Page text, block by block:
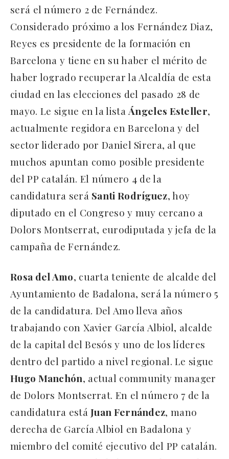
será el número 2 de Fernández.
Considerado próximo a los Fernández Diaz,
Reyes es presidente de la formación en
Barcelona y tiene en su haber el mérito de
haber logrado recuperar la Alcaldía de esta
ciudad en las elecciones del pasado 28 de
mayo. Le sigue en la listaÁngeles Esteller,
actualmente regidora en Barcelona y del
sector liderado por Daniel Sirera, al que
muchos apuntan como posible presidente
del PP catalán. El número 4 de la
candidatura será Santi Rodríguez, hoy
diputado en el Congreso y muy cercano a
Dolors Montserrat, eurodiputada y jefa de la
campaña de Fernández.
Rosa del Amo, cuarta teniente de alcalde del
Ayuntamiento de Badalona, será la número 5
de la candidatura. Del Amo lleva años
trabajando con Xavier García Albiol, alcalde
de la capital del Besós y uno de los líderes
dentro del partido a nivel regional. Le sigue
Hugo Manchón, actual community manager
de Dolors Montserrat. En el número 7 de la
candidatura estáJuan Fernández, mano
derecha de García Albiol en Badalona y
miembro del comité ejecutivo del PP catalán.